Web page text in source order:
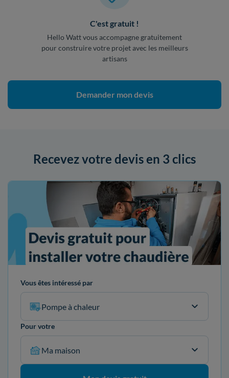
C'est gratuit !
Hello Watt vous accompagne gratuitement
pour construire votre projet avec les meilleurs
artisans
Demander mon devis
Recevez votre devis en 3 clics
Vous êtes intéressé par
Pompe à chaleur
Pour votre
Ma maison